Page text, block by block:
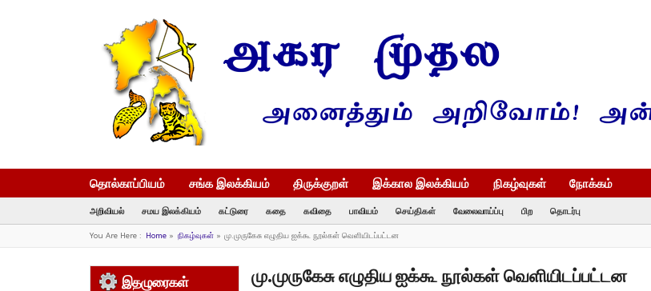
தொல்காப்பியம் சங்க இலக்கியம் திருக்குறள் இக்கால இலக்கியம் நிகழ்வுகள் நோக்கம்
அறிவியல் சமய இலக்கியம் கட்டுரை கதை கவிதை பாவியம் செய்திகள் வேலைவாய்ப்பு பிற தொடர்பு
You Are Here : Home» நிகழ்வுகள்» மு.முருகேசு எழுதிய ஐக்கூ நூல்கள் வெளியிடப்பட்டன
மு.முருகேசு எழுதிய ஐக்கூ நூல்கள் வெளியிடப்பட்டன
இதழுரைகள்